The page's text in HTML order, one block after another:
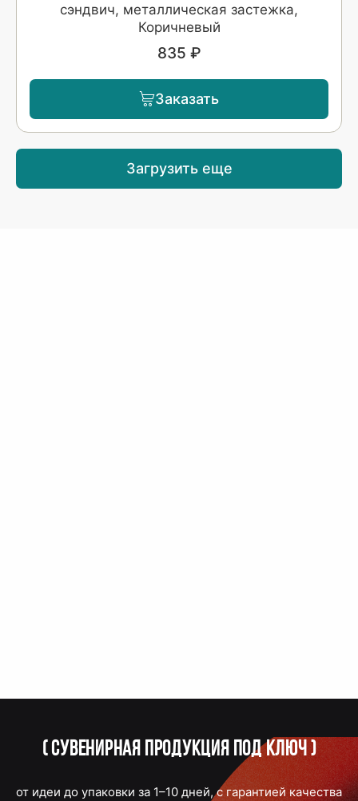
сэндвич, металлическая застежка,
Коричневый
835 ₽
Заказать
Загрузить еще
(Сувенирная продукция под ключ)
от идеи до упаковки за 1–10 дней, с гарантией качества